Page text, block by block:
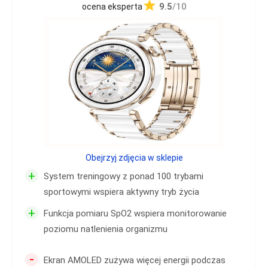
ocena eksperta 9.5/10
+
System treningowy z ponad 100 trybami
sportowymi wspiera aktywny tryb życia
+
Funkcja pomiaru SpO2 wspiera monitorowanie
poziomu natlenienia organizmu
-
Ekran AMOLED zużywa więcej energii podczas
Obejrzyj zdjęcia w sklepie